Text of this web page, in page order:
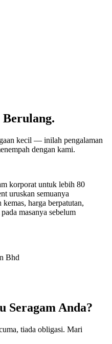
kecil — inilah pengalaman
dengan kami.
korporat untuk lebih 80
uruskan semuanya
harga berpatutan,
masanya sebelum
Bhd
Seragam Anda?
tiada obligasi. Mari